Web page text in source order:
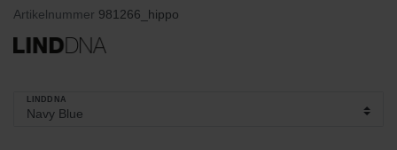
Artikelnummer 981266_hippo
LINDDNA